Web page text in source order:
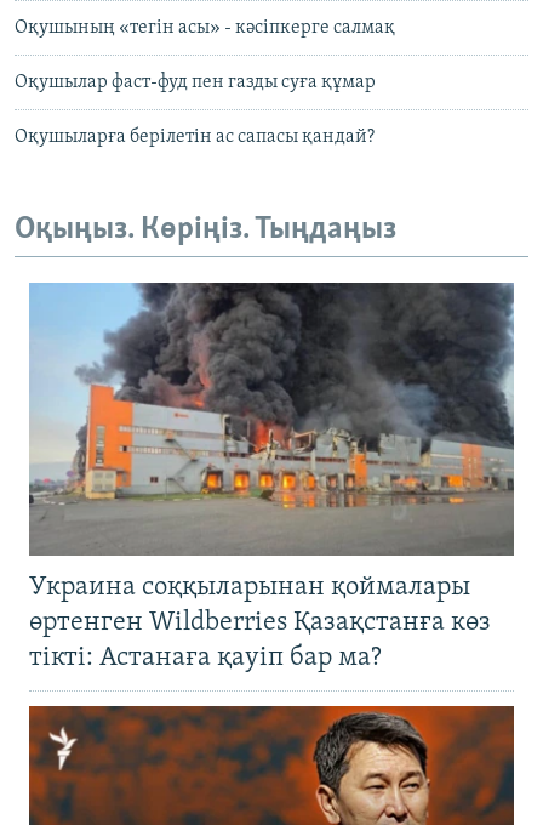
Оқушының «тегін асы» - кәсіпкерге салмақ
Оқушылар фаст-фуд пен газды суға құмар
Оқушыларға берілетін ас сапасы қандай?
Оқыңыз. Көріңіз. Тыңдаңыз
Украина соққыларынан қоймалары
өртенген Wildberries Қазақстанға көз
тікті: Астанаға қауіп бар ма?